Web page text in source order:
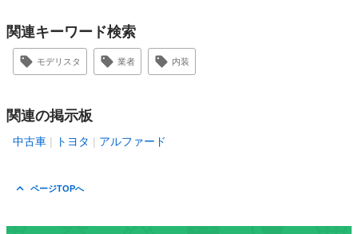
関連キーワード検索
モデリスタ 業者 内装
関連の掲示板
中古車 トヨタ アルファード
ページTOPへ